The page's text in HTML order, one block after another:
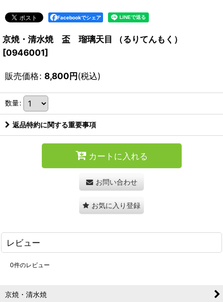
Facebookでシェア
京焼・清水焼 盃 瑠璃天目 （るりてんもく）
[0946001]
販売価格: 8,800円(税込)
数量:
返品特約に関する重要事項
カートに入れる
お問い合わせ
お気に入り登録
レビュー
0件のレビュー
京焼・清水焼